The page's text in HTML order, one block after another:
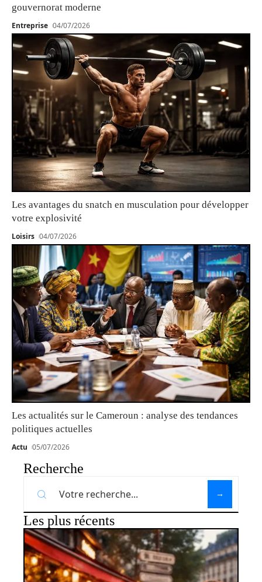
gouvernorat moderne
Entreprise 04/07/2026
Les avantages du snatch en musculation pour développer
votre explosivité
Loisirs 04/07/2026
Les actualités sur le Cameroun : analyse des tendances
politiques actuelles
Actu 05/07/2026
Recherche
Les plus récents